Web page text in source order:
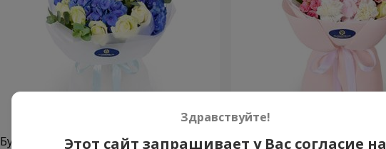
Букет "Грезы" Букет "Марта"
Здравствуйте!
Этот сайт запрашивает у Вас согласие на